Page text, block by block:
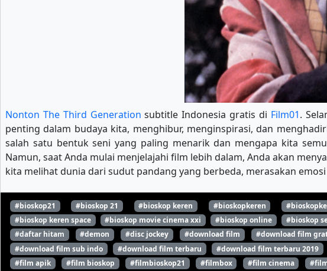
Nonton The Third Generation subtitle Indonesia gratis di Film01.
penting dalam budaya kita, menghibur, menginspirasi, dan
salah satu bentuk seni yang paling menarik dan mengapa kita
Namun, saat Anda mulai menjelajahi film lebih dalam, Anda akan
kita melihat dunia dari sudut pandang yang berbeda, merasakan
#bioskop21 #bioskop 21 #bioskop keren #bioskopkeren
#bioskop keren space
#bioskop movie cinema xxi #bioskop online #bioskop
#daftar hitam
#demon #disc jockey #download film #download film
#download film sub indo
#download film terbaru #download film terbaru 2019
#film apik
#film bioskop #filmbioskop21 #filmbox #film cinema